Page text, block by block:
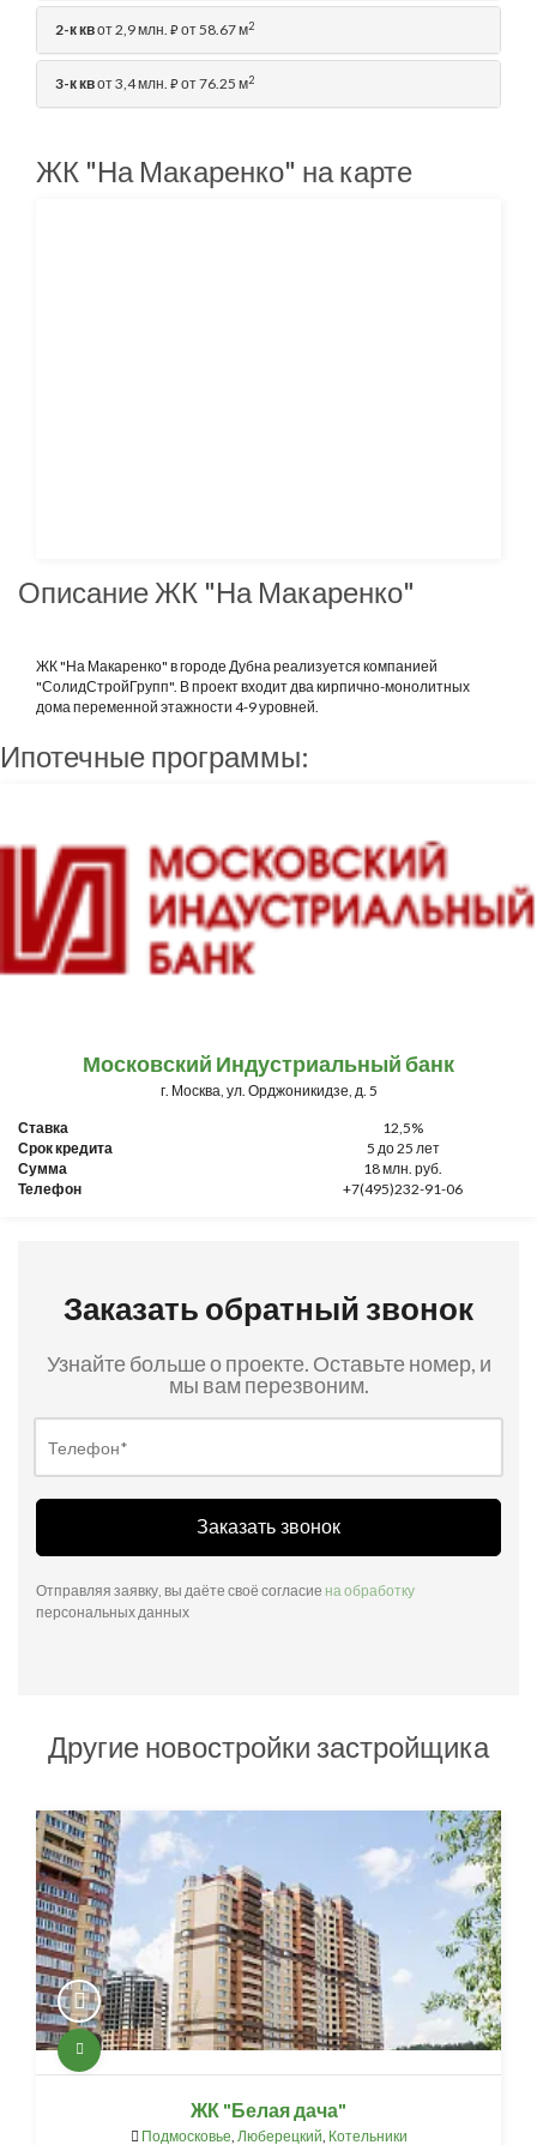
2-к квот 2,9 млн. ⃏от 58.67 м2
3-к квот 3,4 млн. ⃏от 76.25 м2
ЖК "На Макаренко" на карте
Описание ЖК "На Макаренко"
ЖК "На Макаренко" в городе Дубна реализуется компанией
"СолидСтройГрупп". В проект входит два кирпично-монолитных
дома переменной этажности 4-9 уровней.
Ипотечные программы:
Московский Индустриальный банк
г. Москва, ул. Орджоникидзе, д. 5
Ставка
12,5%
Срок кредита
5 до 25 лет
Сумма
18 млн. руб.
Телефон
+7(495)232-91-06
Заказать обратный звонок
Узнайте больше о проекте. Оставьте номер, и
мы вам перезвоним.
Заказать звонок
Отправляя заявку, вы даёте своё согласие на обработку
персональных данных
Другие новостройки застройщика
ЖК "Белая дача"
Подмосковье, Люберецкий, Котельники